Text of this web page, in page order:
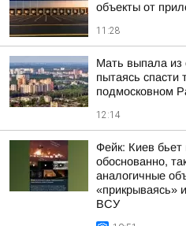
объекты от
11:28
Мать выпала из
пытаясь спасти
подмосковном
12:14
Фейк: Киев бьет
обоснованно,
аналогичные
«прикрываясь»
ВСУ